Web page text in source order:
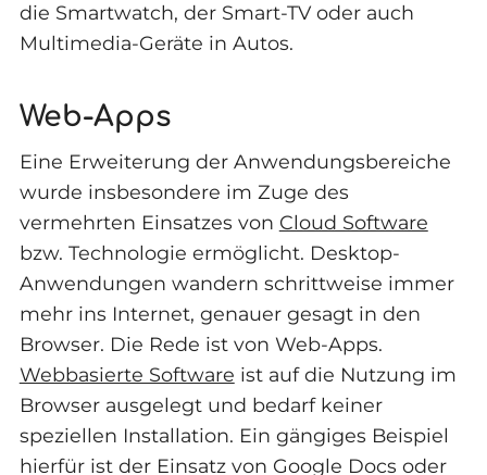
die Smartwatch, der Smart-TV oder auch
Multimedia-Geräte in Autos.
Web-Apps
Eine Erweiterung der Anwendungsbereiche
wurde insbesondere im Zuge des
vermehrten Einsatzes von Cloud Software
bzw. Technologie ermöglicht. Desktop-
Anwendungen wandern schrittweise immer
mehr ins Internet, genauer gesagt in den
Browser. Die Rede ist von Web-Apps.
Webbasierte Software ist auf die Nutzung im
Browser ausgelegt und bedarf keiner
speziellen Installation. Ein gängiges Beispiel
hierfür ist der Einsatz von Google Docs oder